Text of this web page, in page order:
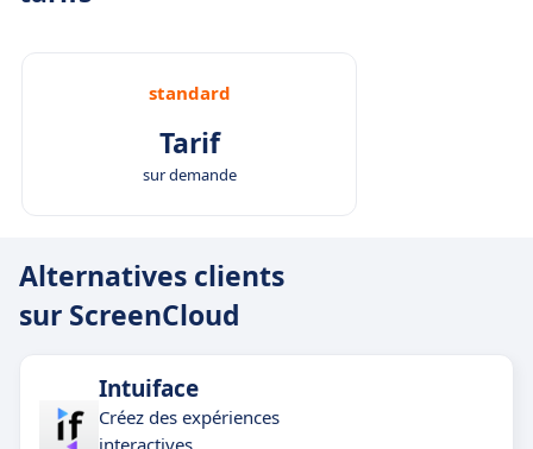
standard
Tarif
sur demande
Alternatives clients
sur ScreenCloud
Intuiface
Créez des expériences
interactives